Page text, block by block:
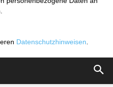
Datenschutzhinweisen